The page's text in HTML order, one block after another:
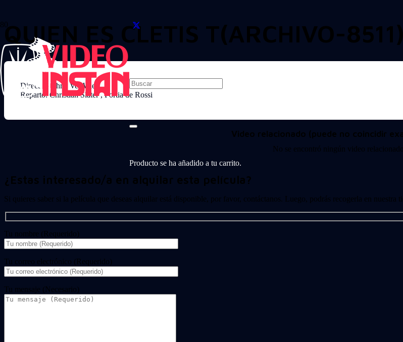
Producto se ha añadido a tu carrito.
QUIEN ES CLETIS T(ARCHIVO-8511)
Director: Chris Ver Wiel
Reparto: Christian Slater , Portia de Rossi
Video relacionado (puede no coincidir
No se encontró ningún video relacionado.
¿Estas interesado/a en alquilar esta película?
Si quieres saber si la película que deseas alquilar está disponible, por favor, contáctanos. Luego, podrás recogerla en nuestra
Tu nombre (Requerido)
Tu correo electrónico (Requerido)
Tu mensaje (Necesario)